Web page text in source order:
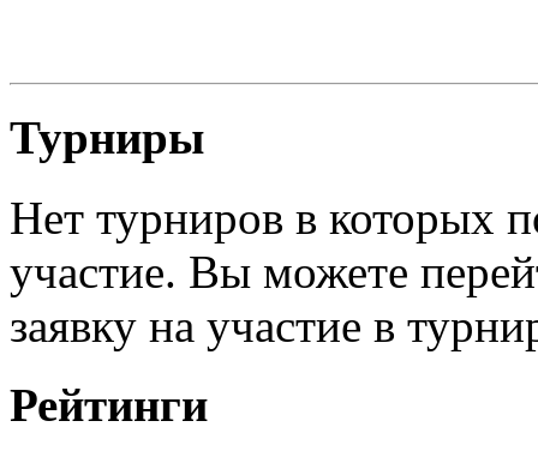
Турниры
Нет турниров в которых
участие. Вы можете
заявку на участие в
Рейтинги